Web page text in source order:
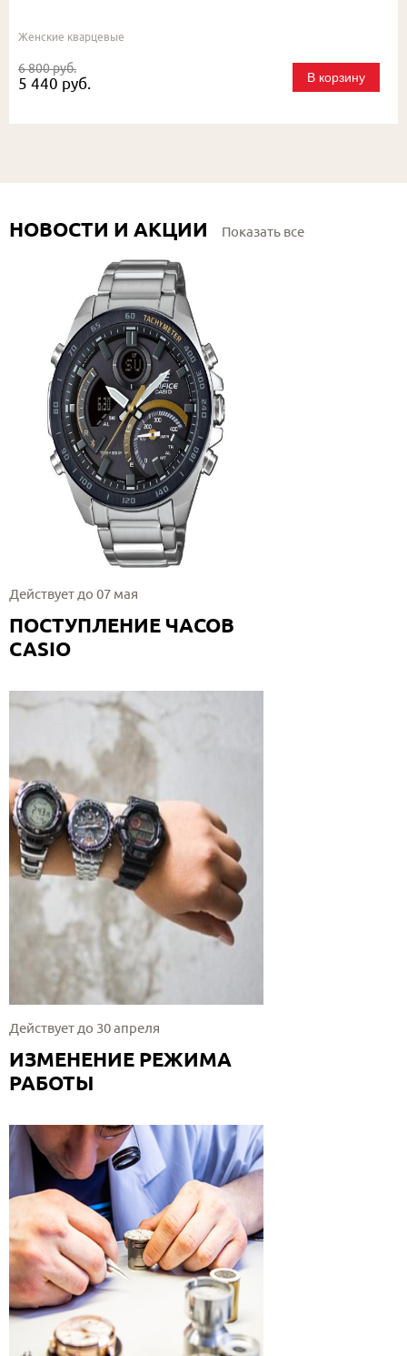
Женские кварцевые
6 800 руб.
5 440 руб. В корзину
НОВОСТИ И АКЦИИ Показать все
Действует до 07 мая
ПОСТУПЛЕНИЕ ЧАСОВ
CASIO
Действует до 30 апреля
ИЗМЕНЕНИЕ РЕЖИМА
РАБОТЫ